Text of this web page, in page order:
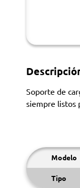
Soporte de
siempre listos
Modelo
Tipo